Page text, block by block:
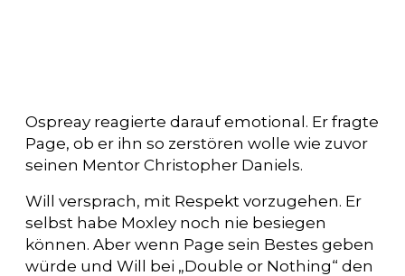
Ospreay reagierte darauf emotional. Er fragte
Page, ob er ihn so zerstören wolle wie zuvor
seinen Mentor Christopher Daniels.
Will versprach, mit Respekt vorzugehen. Er
selbst habe Moxley noch nie besiegen
können. Aber wenn Page sein Bestes geben
würde und Will bei „Double or Nothing“ den